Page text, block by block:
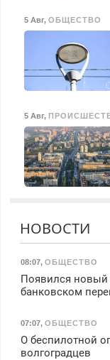
5 Авг, ОБЩЕСТВО
5 Авг,
НОВОСТИ
08:07, ОБЩЕСТВО
Появился новый
банковском
07:07, ОБЩЕСТВО
О беспилотной
волгоградцев